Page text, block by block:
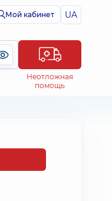
Мой кабинет UA
Неотложная
помощь